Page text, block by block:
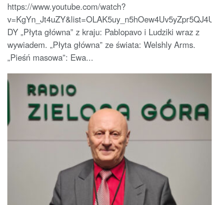
https://www.youtube.com/watch?
DY „Płyta główna” z kraju: Pablopavo i Ludziki wraz z
wywiadem. „Płyta główna” ze świata: Welshly Arms.
„Pieśń masowa”: Ewa...